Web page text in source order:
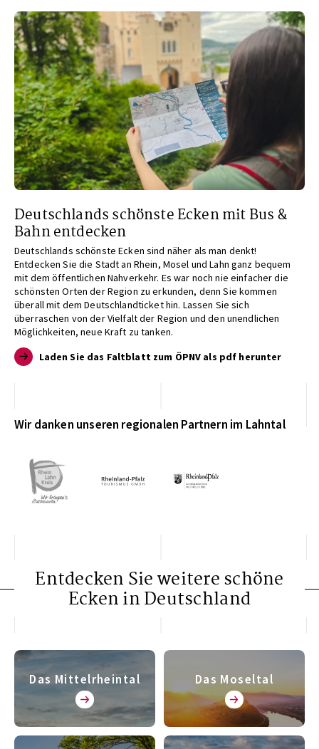
Deutschlands schönste Ecken mit Bus &
Bahn entdecken
Deutschlands schönste Ecken sind näher als man denkt!
Entdecken Sie die Stadt an Rhein, Mosel und Lahn ganz bequem
mit dem öffentlichen Nahverkehr. Es war noch nie einfacher die
schönsten Orten der Region zu erkunden, denn Sie kommen
überall mit dem Deutschlandticket hin. Lassen Sie sich
überraschen von der Vielfalt der Region und den unendlichen
Möglichkeiten, neue Kraft zu tanken.
Laden Sie das Faltblatt zum ÖPNV als pdf herunter
Wir danken unseren regionalen Partnern im Lahntal
Entdecken Sie weitere schöne
Ecken in Deutschland
Das Mittelrheintal Das Moseltal